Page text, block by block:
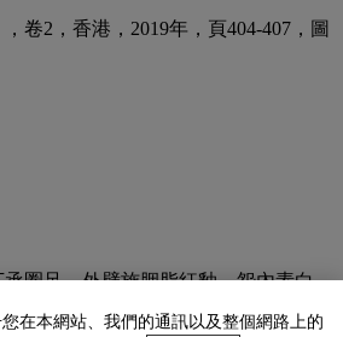
卷2，香港，2019年，頁404-407，圖
圈足，外壁施胭脂紅釉，盌內素白，
在本網站、我們的通訊以及整個網路上的